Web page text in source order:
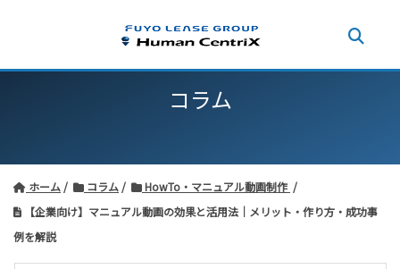
コラム
ホーム コラム
HowTo・マニュアル動画制作
【企業向け】マニュアル動画の効果と活用法｜メリット・作り方・成功事
例を解説